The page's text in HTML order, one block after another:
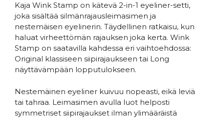
Kaja Wink Stamp on kätevä 2-in-1 eyeliner-setti,
joka sisältää silmänrajausleimasimen ja
nestemäisen eyelinerin. Täydellinen ratkaisu, kun
haluat virheettömän rajauksen joka kerta. Wink
Stamp on saatavilla kahdessa eri vaihtoehdossa:
Original klassiseen siipirajaukseen tai Long
näyttävämpään lopputulokseen.
Nestemäinen eyeliner kuivuu nopeasti, eikä leviä
tai tahraa. Leimasimen avulla luot helposti
symmetriset siipirajaukset ilman ylimääräistä